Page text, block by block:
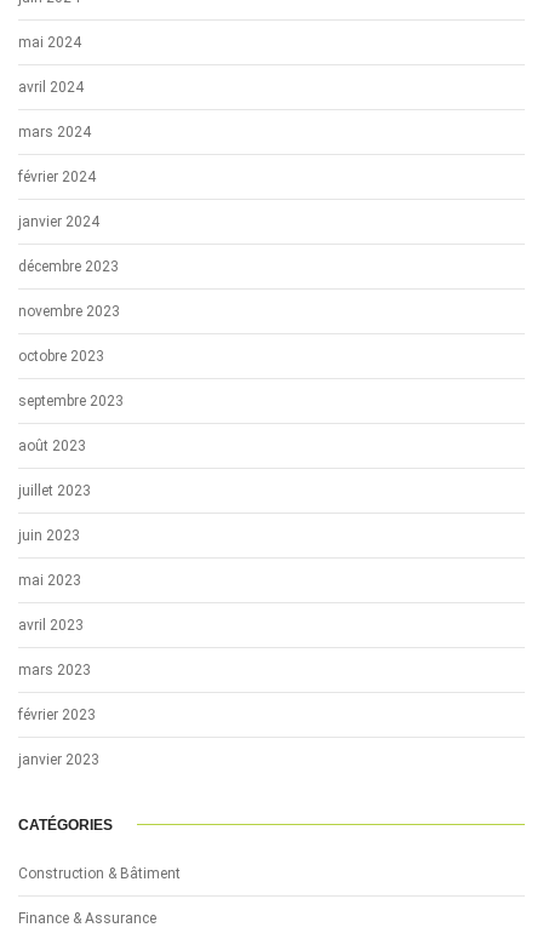
mai 2024
avril 2024
mars 2024
février 2024
janvier 2024
décembre 2023
novembre 2023
octobre 2023
septembre 2023
août 2023
juillet 2023
juin 2023
mai 2023
avril 2023
mars 2023
février 2023
janvier 2023
CATÉGORIES
Construction & Bâtiment
Finance & Assurance